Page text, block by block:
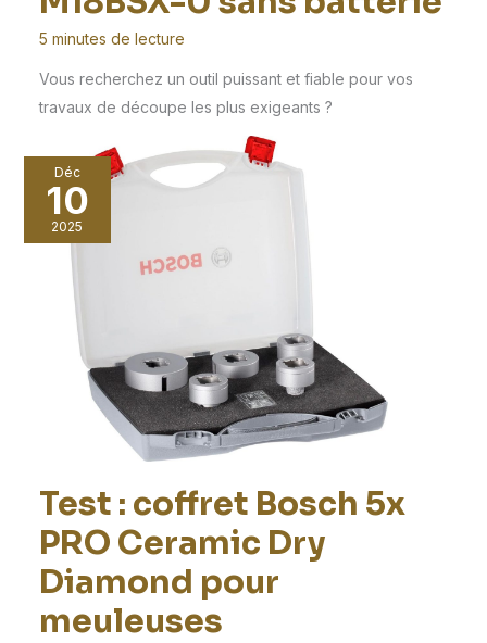
5 minutes de lecture
Vous recherchez un outil puissant et fiable pour vos
travaux de découpe les plus exigeants ?
Déc
10
2025
Test : coffret Bosch 5x
PRO Ceramic Dry
Diamond pour
meuleuses